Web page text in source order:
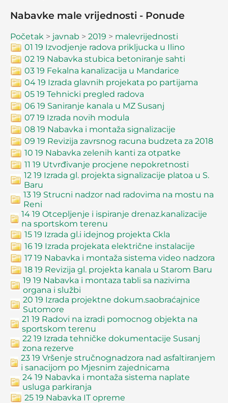
Nabavke male vrijednosti - Ponude
Početak > javnab > 2019 > malevrijednosti
01 19 Izvodjenje radova prikljucka u Ilino
02 19 Nabavka stubica betoniranje sahti
03 19 Fekalna kanalizacija u Mandarice
04 19 Izrada glavnih projekata po partijama
05 19 Tehnicki pregled radova
06 19 Saniranje kanala u MZ Susanj
07 19 Izrada novih modula
08 19 Nabavka i montaža signalizacije
09 19 Revizija zavrsnog racuna budzeta za 2018
10 19 Nabavka zelenih kanti za otpatke
11 19 Utvrđivanje procjene nepokretnosti
12 19 Izrada gl. projekta signalizacije platoa u S.
Baru
13 19 Strucni nadzor nad radovima na mostu na
Reni
14 19 Otcepljenje i ispiranje drenaz.kanalizacije
na sportskom terenu
15 19 Izrada gl.i idejnog projekta Ckla
16 19 Izrada projekata električne instalacije
17 19 Nabavka i montaža sistema video nadzora
18 19 Revizija gl. projekta kanala u Starom Baru
19 19 Nabavka i montaza tabli sa nazivima
organa i službi
20 19 Izrada projektne dokum.saobraćajnice
Sutomore
21 19 Radovi na izradi pomocnog objekta na
sportskom terenu
22 19 Izrada tehničke dokumentacije Susanj
zona rezerve
23 19 Vršenje stručnognadzora nad asfaltiranjem
i sanacijom po Mjesnim zajednicama
24 19 Nabavka i montaža sistema naplate
usluga parkiranja
25 19 Nabavka IT opreme